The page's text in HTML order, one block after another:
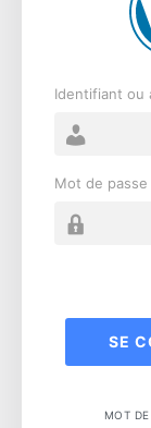
Identifiant ou
Mot de passe
MOT